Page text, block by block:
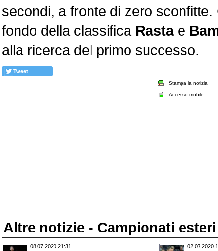
secondi, a fronte di zero sconfitte.
fondo della classifica Rasta e
alla ricerca del primo successo.
Tweet
Stampa la notizia
Accesso mobile
Altre notizie - Campionati esteri
08.07.2020 21:31 02.07.2020